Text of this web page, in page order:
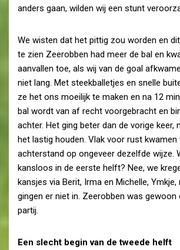
anders gaan, wilden wij een stunt
We wisten dat het pittig zou worden en
te zien Zeerobben had meer de bal en
aanvallen toe, als wij van de goal
niet lang. Met steekballetjes en snelle
ze het ons moeilijk te maken en na 12
bal wordt van af recht voorgebracht en
achter. Het ging beter dan de vorige keer,
het lastig houden. Vlak voor rust
achterstand op ongeveer dezelfde wijze.
kansloos in de eerste helft? Nee, we
kansjes via Berit, Irma en Michelle, Ymkje,
gingen er niet in. Zeerobben was gewoon
partij.
Een slecht begin van de tweede helft